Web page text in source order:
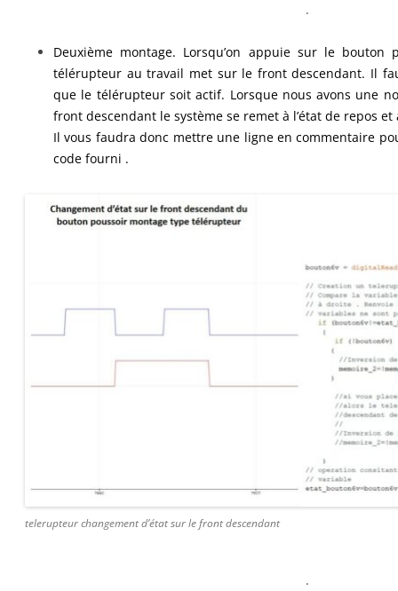
.
Deuxième montage. Lorsqu’on appuie sur le bouton
télérupteur au travail met sur le front descendant. Il
que le télérupteur soit actif. Lorsque nous avons une
front descendant le système se remet à l’état de repos
Il vous faudra donc mettre une ligne en commentaire
code fourni .
telerupteur changement d’état sur le front descendant
.